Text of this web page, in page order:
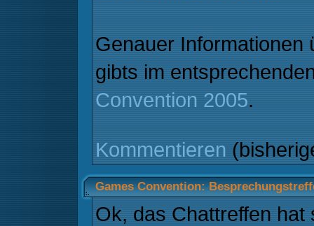
Genauer Informationen
gibts im
Convention 2005.
Kommentieren
Games Convention:
Ok, das Chattreffen hat